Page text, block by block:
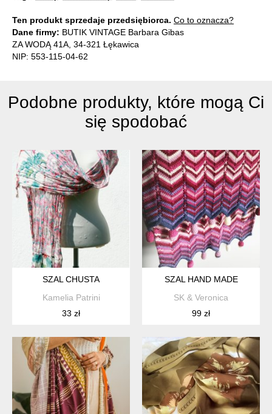
Ten produkt sprzedaje przedsiębiorca. Co to oznacza?
Dane firmy: BUTIK VINTAGE Barbara Gibas
ZA WODĄ 41A, 34-321 Łękawica
NIP: 553-115-04-62
Podobne produkty, które mogą Ci
się spodobać
SZAL CHUSTA
Kamelia Patrini
33 zł
SZAL HAND MADE
SK & Veronica
99 zł